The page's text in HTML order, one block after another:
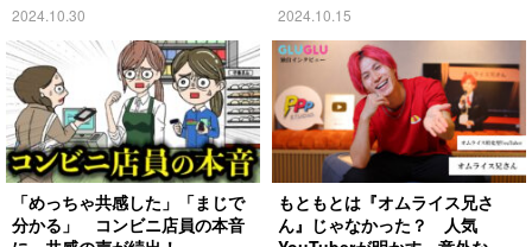
2024.10.30 2024.10.15
「めっちゃ共感した」「まじで
分かる」 コンビニ店員の本音
もともとは『オムライス兄さ
ん』じゃなかった？ 人気